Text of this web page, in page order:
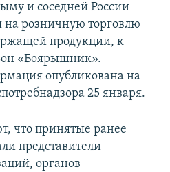
и соседней России
розничную торговлю
продукции, к
«Боярышник».
опубликована на
25 января.
что принятые ранее
представители
органов